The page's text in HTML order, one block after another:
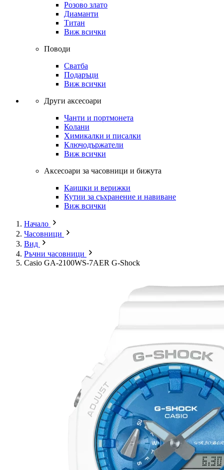
Розово злато
Диаманти
Титан
Виж всички
Поводи
Сватба
Подаръци
Виж всички
Други аксесоари
Чанти и портмонета
Колани
Химикалки и писалки
Ключодържатели
Виж всички
Аксесоари за часовници и бижута
Каишки и верижки
Кутии за съхранение и навиване
Виж всички
Начало
Часовници
Вид
Ръчни часовници
Casio GA-2100WS-7AER G-Shock